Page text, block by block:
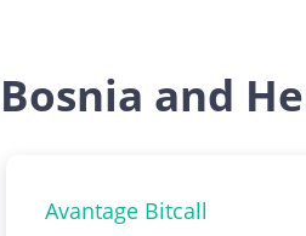
and
Avantage Bitcall